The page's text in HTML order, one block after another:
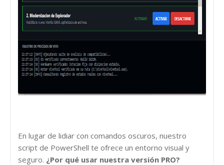
En lugar de lidiar con comandos oscuros, nuestro
script de PowerShell te ofrece un entorno visual y
seguro. ¿Por qué usar nuestra versión PRO?